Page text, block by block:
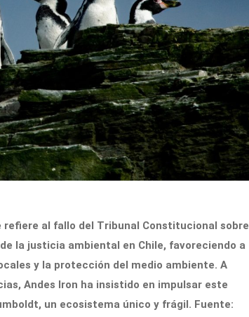
al fallo del Tribunal Constitucional sobre
la justicia ambiental en Chile, favoreciendo a
y la protección del medio ambiente. A
Andes Iron ha insistido en impulsar este
un ecosistema único y frágil. Fuente: